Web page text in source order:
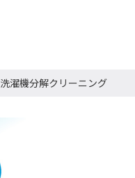
洗濯機分解クリーニング